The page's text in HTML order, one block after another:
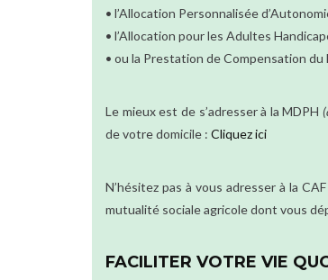
• l’Allocation Personnalisée
• l’Allocation pour les Adultes
• ou la Prestation de Compensation du
Le mieux est de s’adresser à la MDPH
de votre domicile : Cliquez ici
N’hésitez pas à vous adresser à la
mutualité sociale agricole dont vous
FACILITER VOTRE VIE